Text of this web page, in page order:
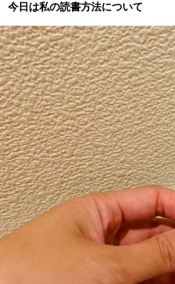
今日は私の読書方法について